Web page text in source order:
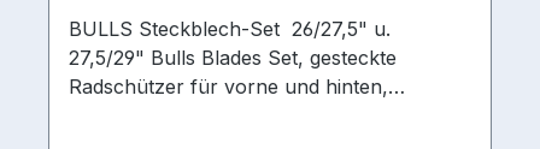
BULLS Steckblech-Set 26/27,5" u.
27,5/29" Bulls Blades Set, gesteckte
Radschützer für vorne und hinten,